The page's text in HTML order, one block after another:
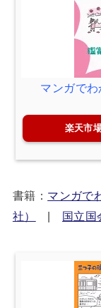
マンガで
楽天市
書籍： マンガで
社）
| 国立国